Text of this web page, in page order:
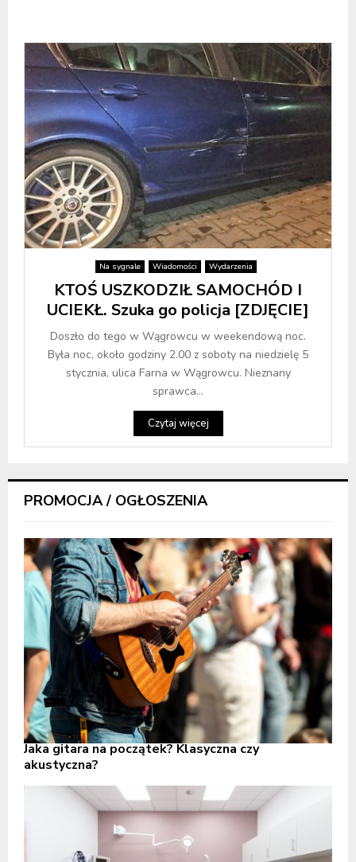
Na sygnale Wiadomości Wydarzenia
KTOŚ USZKODZIŁ SAMOCHÓD I
UCIEKŁ. Szuka go policja [ZDJĘCIE]
Doszło do tego w Wągrowcu w weekendową noc.
Była noc, około godziny 2.00 z soboty na niedzielę 5
stycznia, ulica Farna w Wągrowcu. Nieznany
sprawca...
Czytaj więcej
PROMOCJA / OGŁOSZENIA
Jaka gitara na początek? Klasyczna czy
akustyczna?